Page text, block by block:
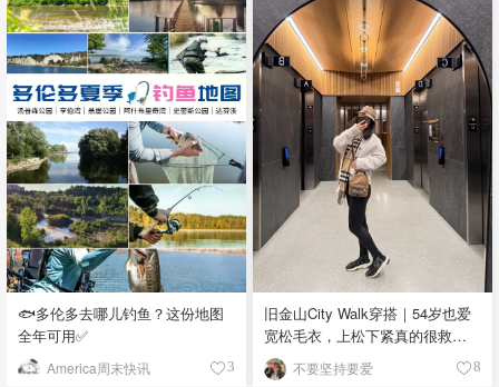
🐟多伦多去哪儿钓鱼？这份地图
全年可用✅
America周末快讯 3
旧金山City Walk穿搭｜54岁也爱
宽松毛衣，上松下紧真的很救比
例
不要坚持要爱 8